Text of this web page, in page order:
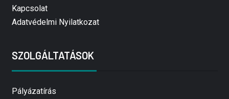
Kapcsolat
Adatvédelmi Nyilatkozat
SZOLGÁLTATÁSOK
Pályázatírás